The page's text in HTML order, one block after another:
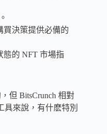
買決策提供必備的
態的 NFT 市場指
但 BitsCrunch 相對
具來說，有什麽特別